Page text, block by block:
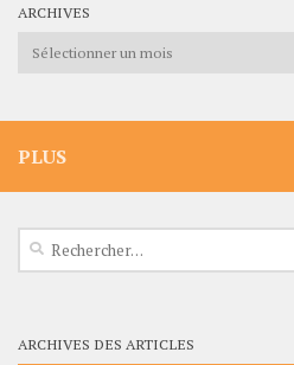
ARCHIVES
Archives
PLUS
Rechercher :
ARCHIVES DES ARTICLES